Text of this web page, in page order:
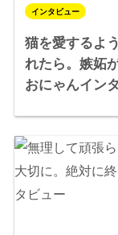
インタビュー
猫を愛するよ
れたら。嫉妬
おにゃんイン